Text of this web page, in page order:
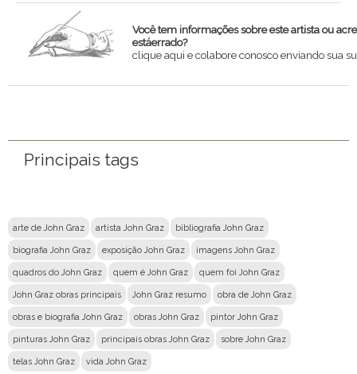
Você tem informações sobre este artista ou
estáerrado?
clique aqui e colabore conosco enviando sua
Principais tags
arte de John Graz artista John Graz bibliografia John Graz
biografia John Graz exposição John Graz imagens John Graz
quadros do John Graz quem é John Graz quem foi John Graz
John Graz obras principais John Graz resumo obra de John Graz
obras e biografia John Graz obras John Graz pintor John Graz
pinturas John Graz principais obras John Graz sobre John Graz
telas John Graz vida John Graz